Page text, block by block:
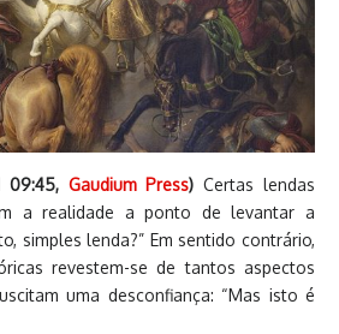
09:45, Gaudium Press)Certas lendas
a realidade a ponto de levantar a
simples lenda?” Em sentido contrário,
revestem-se de tantos aspectos
uma desconfiança: “Mas isto é